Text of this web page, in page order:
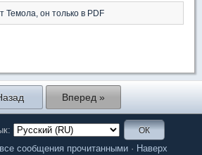
Темола, он только в PDF
Вперед »
сообщения прочитанными· Наверх